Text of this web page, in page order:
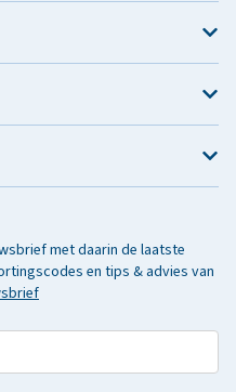
met daarin de laatste
en tips & advies van